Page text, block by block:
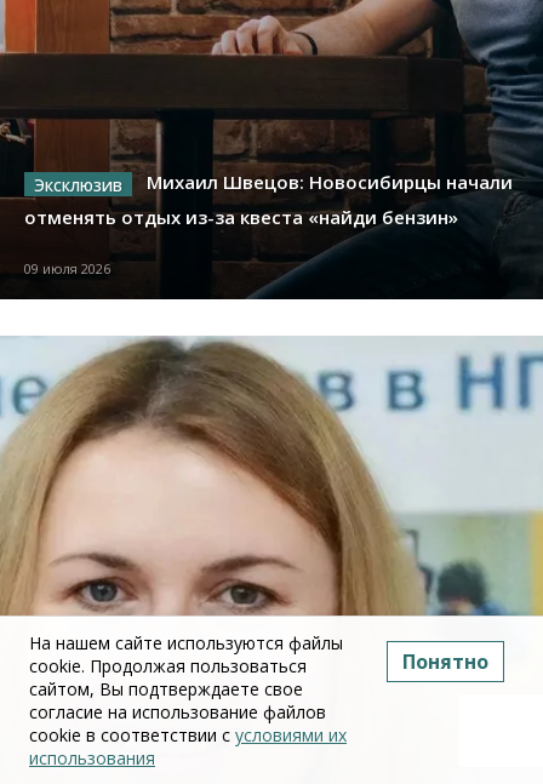
Михаил Швецов: Новосибирцы начали
отменять отдых из-за квеста «найди бензин»
09 июля 2026
На нашем сайте используются файлы
cookie. Продолжая пользоваться
сайтом, Вы подтверждаете свое
согласие на использование файлов
cookie в соответствии с условиями их
использования
Понятно